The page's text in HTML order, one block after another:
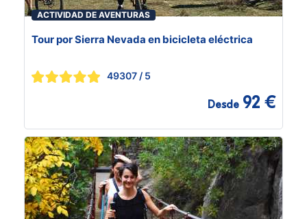
ACTIVIDAD DE AVENTURAS
Tour por Sierra Nevada en bicicleta eléctrica
49307 / 5
Desde 92 €